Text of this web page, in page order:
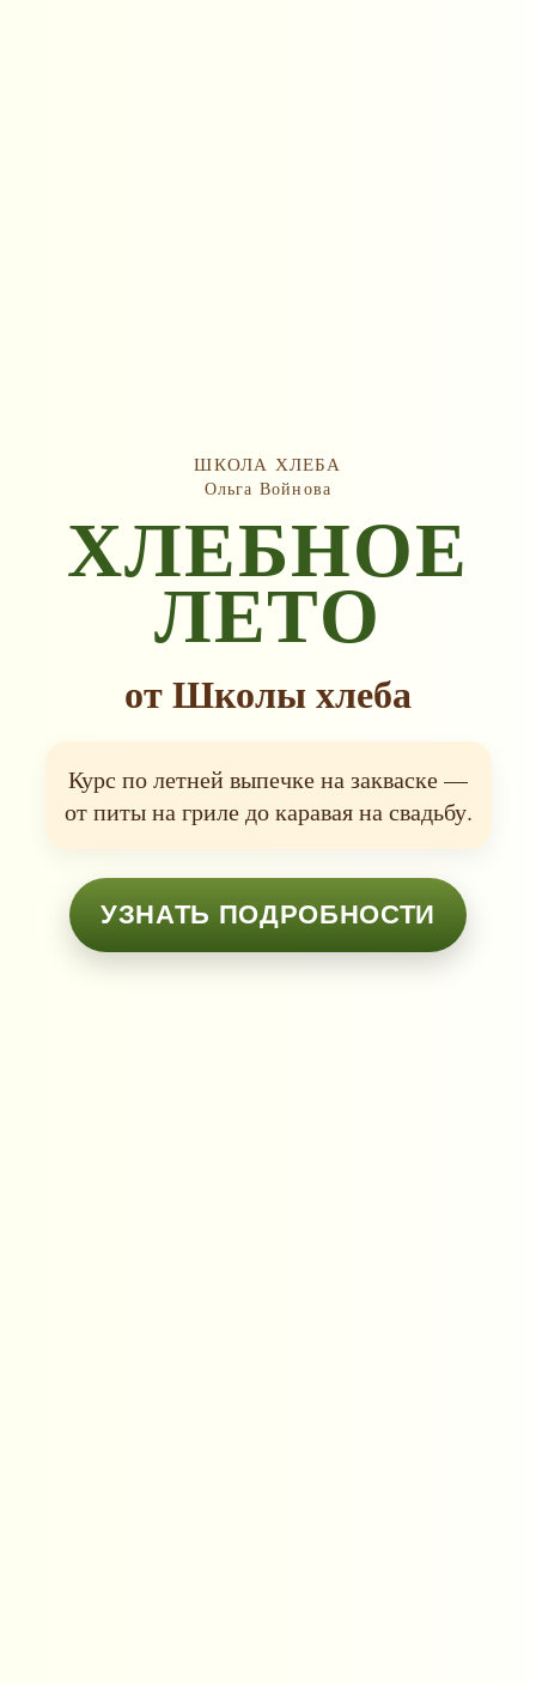
ШКОЛА ХЛЕБА
Ольга Войнова
ХЛЕБНОЕ
ЛЕТО
от Школы хлеба
Курс по летней выпечке на закваске —
от питы на гриле до каравая на свадьбу.
УЗНАТЬ ПОДРОБНОСТИ